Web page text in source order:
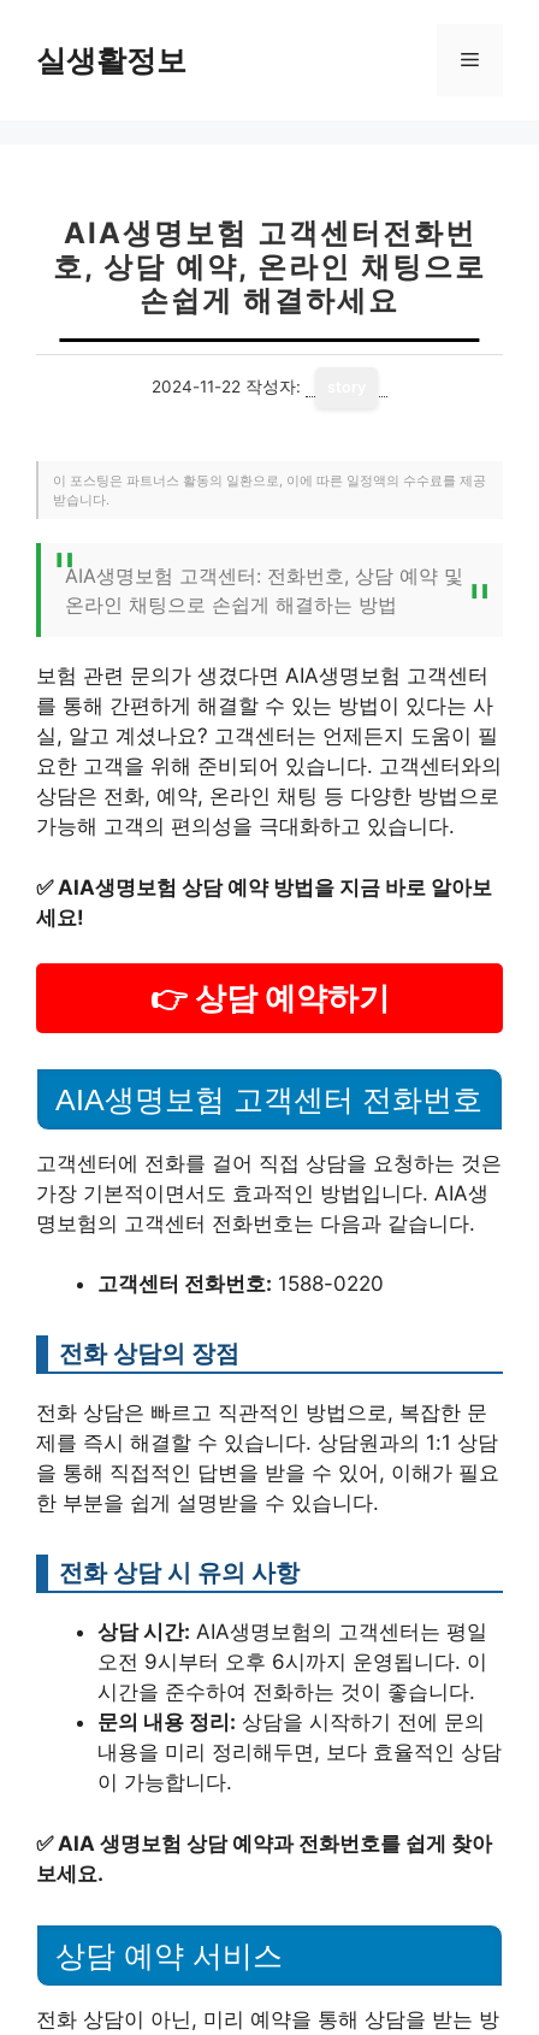
실생활정보 메
AIA생명보험 고객센터전화번
호, 상담 예약, 온라인 채팅으로
손쉽게 해결하세요
2024-11-22 작성자:
이 포스팅은 파트너스 활동의 일환으로, 이에 따른 일정액의 수수료를 제공
받습니다.
AIA생명보험 고객센터: 전화번호, 상담 예약 및
온라인 채팅으로 손쉽게 해결하는 방법
보험 관련 문의가 생겼다면 AIA생명보험 고객센터
를 통해 간편하게 해결할 수 있는 방법이 있다는 사
실, 알고 계셨나요? 고객센터는 언제든지 도움이 필
요한 고객을 위해 준비되어 있습니다. 고객센터와의
상담은 전화, 예약, 온라인 채팅 등 다양한 방법으로
가능해 고객의 편의성을 극대화하고 있습니다.
✅ AIA생명보험 상담 예약 방법을 지금 바로 알아보
세요!
👉 상담 예약하기
AIA생명보험 고객센터 전화번호
고객센터에 전화를 걸어 직접 상담을 요청하는 것은
가장 기본적이면서도 효과적인 방법입니다. AIA생
명보험의 고객센터 전화번호는 다음과 같습니다.
고객센터 전화번호: 1588-0220
전화 상담의 장점
전화 상담은 빠르고 직관적인 방법으로, 복잡한 문
제를 즉시 해결할 수 있습니다. 상담원과의 1:1 상담
을 통해 직접적인 답변을 받을 수 있어, 이해가 필요
한 부분을 쉽게 설명받을 수 있습니다.
전화 상담 시 유의 사항
상담 시간: AIA생명보험의 고객센터는 평일
오전 9시부터 오후 6시까지 운영됩니다. 이
시간을 준수하여 전화하는 것이 좋습니다.
문의 내용 정리: 상담을 시작하기 전에 문의
내용을 미리 정리해두면, 보다 효율적인 상담
이 가능합니다.
✅ AIA 생명보험 상담 예약과 전화번호를 쉽게 찾아
보세요.
상담 예약 서비스
전화 상담이 아닌, 미리 예약을 통해 상담을 받는 방